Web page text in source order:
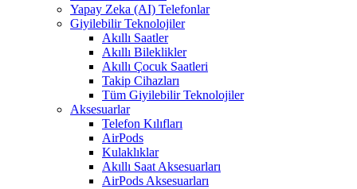
Yapay Zeka (AI) Telefonlar
Giyilebilir Teknolojiler
Akıllı Saatler
Akıllı Bileklikler
Akıllı Çocuk Saatleri
Takip Cihazları
Tüm Giyilebilir Teknolojiler
Aksesuarlar
Telefon Kılıfları
AirPods
Kulaklıklar
Akıllı Saat Aksesuarları
AirPods Aksesuarları